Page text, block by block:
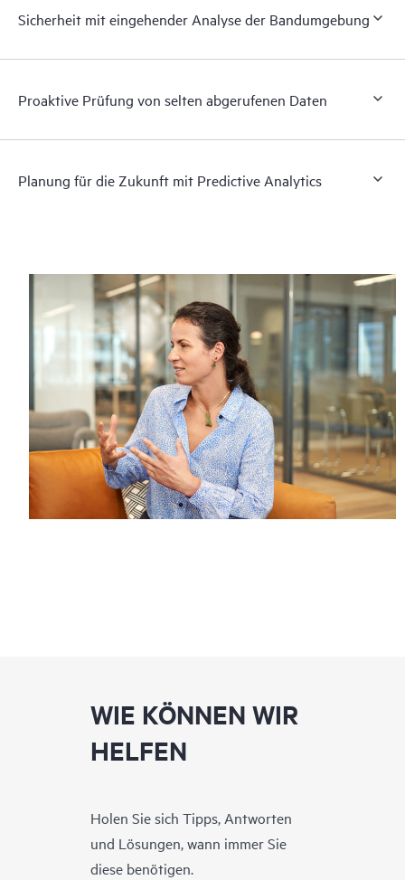
Sicherheit mit eingehender Analyse der Bandumgebung
Proaktive Prüfung von selten abgerufenen Daten
Planung für die Zukunft mit Predictive Analytics
WIE KÖNNEN WIR
HELFEN
Holen Sie sich Tipps, Antworten
und Lösungen, wann immer Sie
diese benötigen.